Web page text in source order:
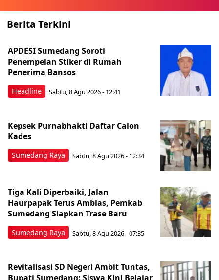
Berita Terkini
Headline
APDESI Sumedang Soroti
Penempelan Stiker di Rumah
Penerima Bansos
Sabtu, 8 Agu 2026 - 12:41
Sumedang Raya
Kepsek Purnabhakti Daftar Calon
Kades
Sabtu, 8 Agu 2026 - 12:34
Sumedang Raya
Tiga Kali Diperbaiki, Jalan
Haurpapak Terus Amblas, Pemkab
Sumedang Siapkan Trase Baru
Sabtu, 8 Agu 2026 - 07:35
Revitalisasi SD Negeri Ambit Tuntas,
Bupati Sumedang: Siswa Kini Belajar